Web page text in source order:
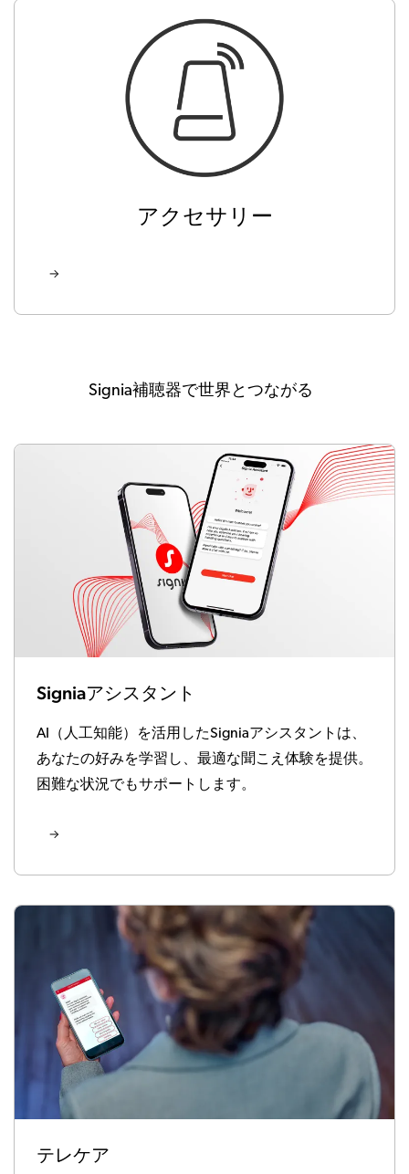
アクセサリー
Signia補聴器で世界とつながる
Signiaアシスタント
AI（人工知能）を活用したSigniaアシスタントは、
あなたの好みを学習し、最適な聞こえ体験を提供。
困難な状況でもサポートします。
テレケア